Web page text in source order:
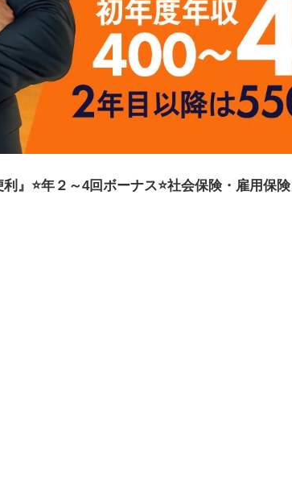
』⭐️年２～4回ボーナス⭐️社会保険・雇用保